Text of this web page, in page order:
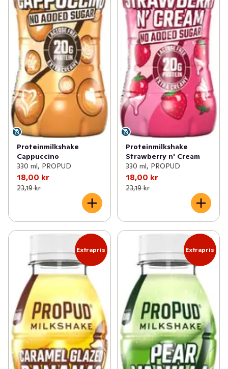
Proteinmilkshake
Cappuccino
330 ml, PROPUD
18,00 kr
23,19 kr
Proteinmilkshake
Strawberry n' Cream
330 ml, PROPUD
18,00 kr
23,19 kr
Extrapris Extrapris